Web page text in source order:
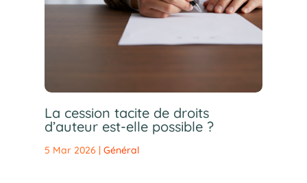
La cession tacite de droits
d’auteur est-elle possible ?
5 Mar 2026 | Général